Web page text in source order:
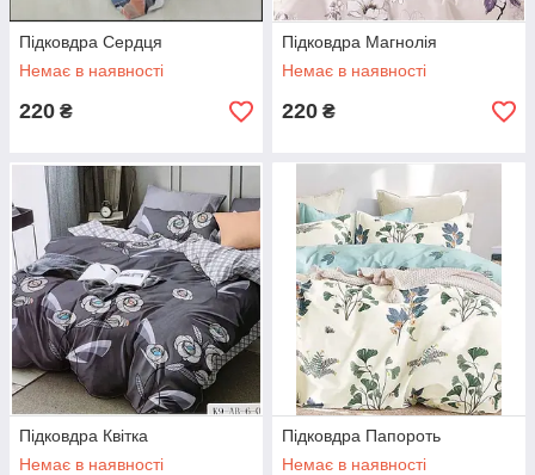
Підковдра Сердця
Немає в наявності
220 ₴
Підковдра Магнолія
Немає в наявності
220 ₴
Підковдра Квітка
Немає в наявності
Підковдра Папороть
Немає в наявності